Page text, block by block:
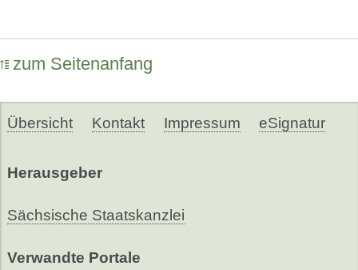
zum Seitenanfang
Übersicht Kontakt Impressum eSignatur
Herausgeber
Sächsische Staatskanzlei
Verwandte Portale